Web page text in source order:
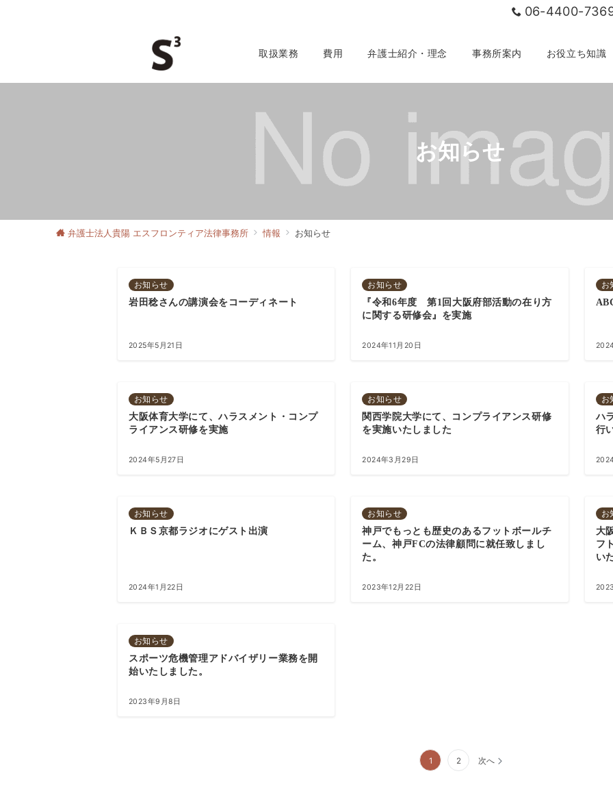
06-4400-
取扱業務 費用 弁護士紹介・理念 事務所案内 お役立ち知識
お知らせ
弁護士法人貴陽 エスフロンティア法律事務所 情報 お知らせ
お知らせ
岩田稔さんの講演会をコーディネート
2025年5月21日
お知らせ
『令和6年度 第1回大阪府部活動の在り方
に関する研修会』を実施
2024年11月20日
お
お知らせ
大阪体育大学にて、ハラスメント・コンプ
ライアンス研修を実施
2024年5月27日
お知らせ
関西学院大学にて、コンプライアンス研修
を実施いたしました
2024年3月29日
お
ハ
行
お知らせ
ＫＢＳ京都ラジオにゲスト出演
2024年1月22日
お知らせ
神戸でもっとも歴史のあるフットボールチ
ーム、神戸FCの法律顧問に就任致しまし
た。
2023年12月22日
お
大
フ
い
お知らせ
スポーツ危機管理アドバイザリー業務を開
始いたしました。
2023年9月8日
1 2 次へ